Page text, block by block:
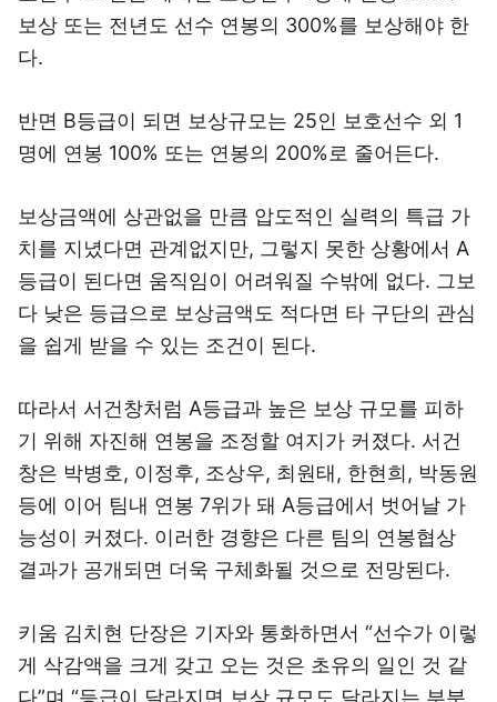
보상 또는 전년도 선수 연봉의 300%를 보상해야 한
다.
반면 B등급이 되면 보상규모는 25인 보호선수 외 1
명에 연봉 100% 또는 연봉의 200%로 줄어든다.
보상금액에 상관없을 만큼 압도적인 실력의 특급 가
치를 지녔다면 관계없지만, 그렇지 못한 상황에서 A
등급이 된다면 움직임이 어려워질 수밖에 없다. 그보
다 낮은 등급으로 보상금액도 적다면 타 구단의 관심
을 쉽게 받을 수 있는 조건이 된다.
따라서 서건창처럼 A등급과 높은 보상 규모를 피하
기 위해 자진해 연봉을 조정할 여지가 커졌다. 서건
창은 박병호, 이정후, 조상우, 최원태, 한현희, 박동원
등에 이어 팀내 연봉 7위가 돼 A등급에서 벗어날 가
능성이 커졌다. 이러한 경향은 다른 팀의 연봉협상
결과가 공개되면 더욱 구체화될 것으로 전망된다.
키움 김치현 단장은 기자와 통화하면서 “선수가 이렇
게 삭감액을 크게 갖고 오는 것은 초유의 일인 것 같
다”며 “등급이 달라지면 보상 규모도 달라지는 부분